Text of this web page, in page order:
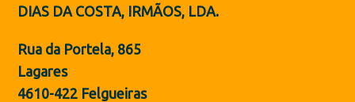
PT
DIAS DA COSTA, IRMÃOS, LDA.
Rua da Portela, 865
Lagares
4610-422 Felgueiras